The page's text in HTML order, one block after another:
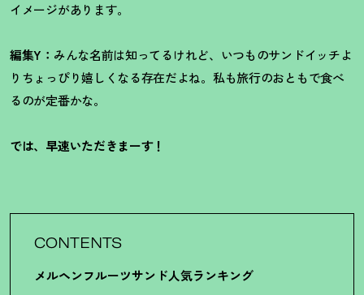
イメージがあります。
編集Y： みんな名前は知ってるけれど、いつものサンドイッチよ
りちょっぴり嬉しくなる存在だよね。私も旅行のおともで食べ
るのが定番かな。
では、早速いただきまーす！
CONTENTS
メルヘンフルーツサンド人気ランキング